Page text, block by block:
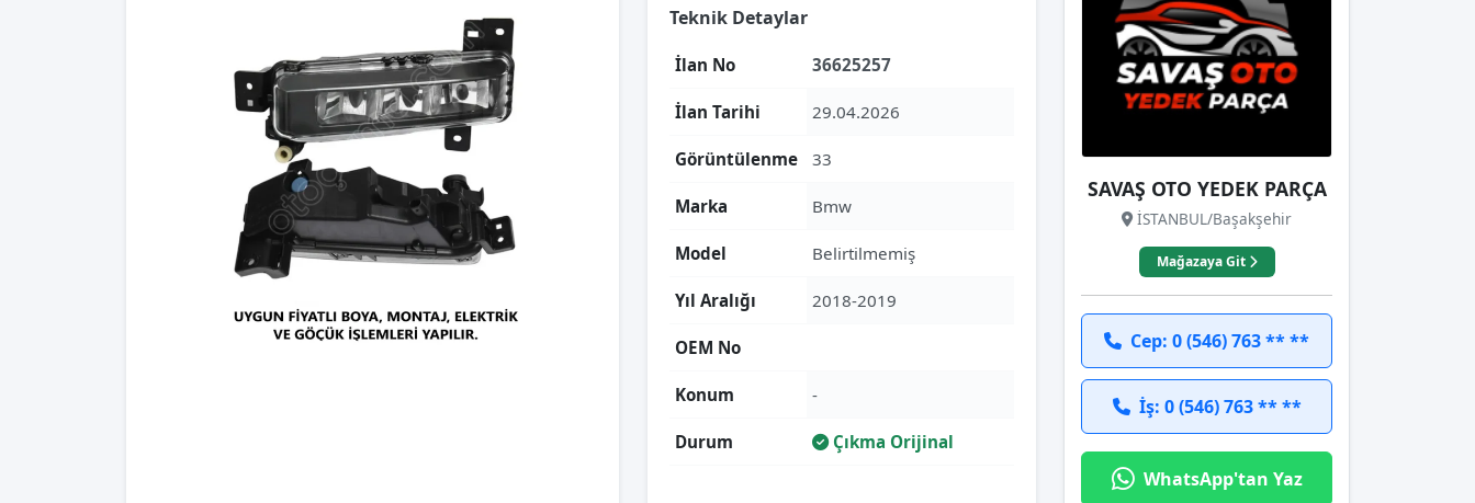
Teknik Detaylar
İlan No 36625257
İlan Tarihi 29.04.2026
Görüntülenme 33
Marka Bmw
Model Belirtilmemiş
Yıl Aralığı 2018-2019
OEM No
Konum -
Durum Çıkma Orijinal
SAVAŞ OTO YEDEK PARÇA
İSTANBUL/Başakşehir
Mağazaya Git
Cep: 0 (546) 763 ** **
İş: 0 (546) 763 ** **
WhatsApp'tan Yaz